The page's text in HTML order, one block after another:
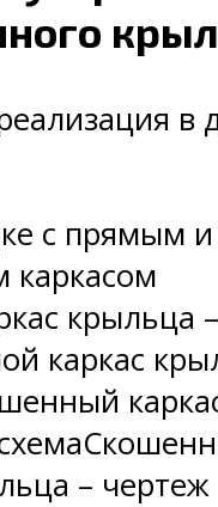
в
с прямым и
крыльца –
каркас
– чертеж